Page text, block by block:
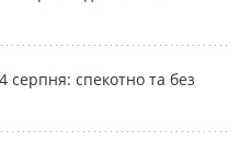
серпня: спекотно та без